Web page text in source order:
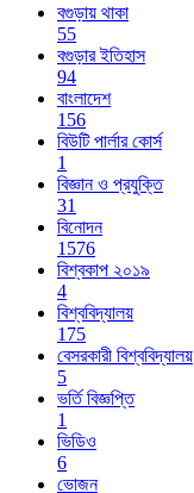
বগুড়ায় থাকা
55
বগুড়ার ইতিহাস
94
বাংলাদেশ
156
বিউটি পার্লার কোর্স
1
বিজ্ঞান ও প্রযুক্তি
31
বিনোদন
1576
বিশ্বকাপ ২০১৯
4
বিশ্ববিদ্যালয়
175
বেসরকারী বিশ্ববিদ্যালয়
5
ভর্তি বিজ্ঞপ্তি
1
ভিডিও
6
ভোজন